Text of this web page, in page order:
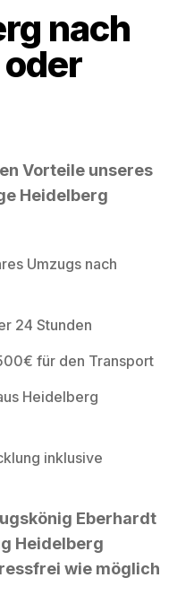
nach
Vorteile unseres
Heidelberg
Umzugs nach
24 Stunden
für den Transport
Heidelberg
inklusive
Eberhardt
Heidelberg
wie möglich